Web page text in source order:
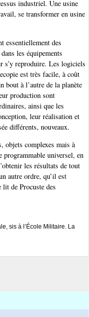
industriel. Une usine
se transformer en usine
essentiellement des
les équipements
s’y reproduire. Les logiciels
est très facile, à coût
bout à l’autre de la planète
production sont
ainsi que les
leur réalisation et
différents, nouveaux.
objets complexes mais à
programmable universel, en
les résultats de tout
autre ordre, qu’il est
lit de Procuste des
sis à l’École Militaire. La